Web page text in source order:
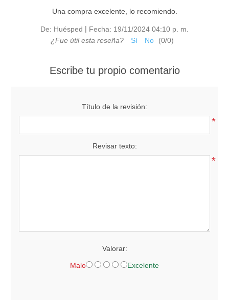
Una compra excelente, lo recomiendo.
De: Huésped | Fecha: 19/11/2024 04:10 p. m.
¿Fue útil esta reseña?
Sí No (0/0)
Escribe tu propio comentario
Título de la revisión:
*
Revisar texto:
*
Valorar:
Malo Excelente